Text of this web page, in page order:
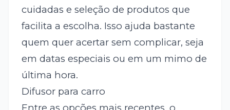
cuidadas e seleção de produtos que
facilita a escolha. Isso ajuda bastante
quem quer acertar sem complicar, seja
em datas especiais ou em um mimo de
última hora.
Difusor para carro